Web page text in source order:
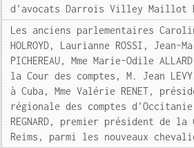
d'avocats Darrois Villey Maillot
Les anciens parlementaires
HOLROYD, Laurianne ROSSI, Jean-
PICHEREAU, Mme Marie-Odile
la Cour des comptes, M. Jean
à Cuba, Mme Valérie RENET,
régionale des comptes
REGNARD, premier président de
Reims, parmi les nouveaux